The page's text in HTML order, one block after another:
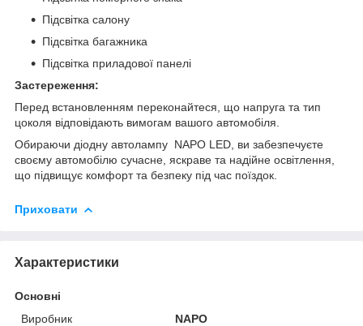
Підсвітка салону
Підсвітка багажника
Підсвітка приладової панелі
Застереження:
Перед встановленням переконайтеся, що напруга та тип
цоколя відповідають вимогам вашого автомобіля.
Обираючи діодну автолампу NAPO LED, ви забезпечуєте
своєму автомобілю сучасне, яскраве та надійне освітлення,
що підвищує комфорт та безпеку під час поїздок.
Приховати
Характеристики
Основні
Виробник
NAPO